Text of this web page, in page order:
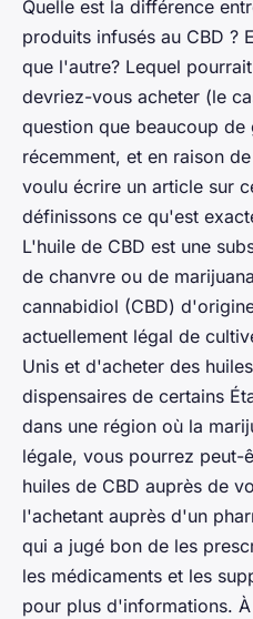
Quelle est la différence
produits infusés au CBD ?
que l'autre? Lequel
devriez-vous acheter (le
question que beaucoup de
récemment, et en raison
voulu écrire un article sur
définissons ce qu'est
L'huile de CBD est une
de chanvre ou de
cannabidiol (CBD)
actuellement légal de
Unis et d'acheter des
dispensaires de certains
dans une région où la
légale, vous pourrez peut-
huiles de CBD auprès de
l'achetant auprès d'un
qui a jugé bon de les
les médicaments et les
pour plus d'informations.